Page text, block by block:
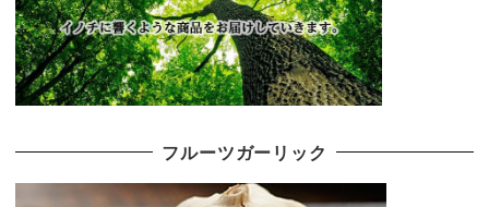
フルーツガーリック